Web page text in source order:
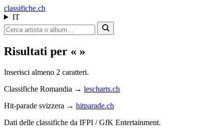
classifiche.ch
IT
Risultati per « »
Inserisci almeno 2 caratteri.
Classifiche Romandia → lescharts.ch
Hit-parade svizzera → hitparade.ch
Dati delle classifiche da IFPI / GfK Entertainment.